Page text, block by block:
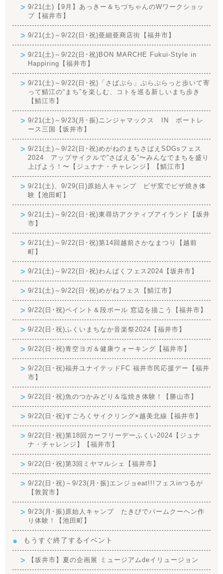
9/21(土)【9月】あっきー＆ちづちゃんのWワークショッ
プ【福井市】
9/21(土)～9/22(日･祝)亜細亜商店街【福井市】
9/21(土)～9/22(日･祝)BON MARCHE Fukui-Style in
Happiring【福井市】
9/21(土)～9/22(日･祝)「さばぷら」ぷらぷらっと歩いて寄
って鯖江の“まち”を楽しむ、コトを巡る新しいまち歩き
【鯖江市】
9/21(土)～9/23(月･振)ニンジャマックス IN ボートレ
ース三国【坂井市】
9/21(土)～9/22(日･祝)めがねのまちさばえSDGsフェス
2024 アップサイクルで”さばえる”〜みんなでまちを盛り
上げよう！〜【ジュナナ・チャレンジ】【鯖江市】
9/21(土)、9/29(日)原始人キャンプ ピザ窯でピザ焼き体
験【池田町】
9/21(土)～9/22(日･祝)東尋坊アクティブアイランド【坂井
市】
9/21(土)～9/22(日･祝)第14回越前さかなまつり【越前
町】
9/21(土)～9/22(日･祝)わんぱくフェス2024【坂井市】
9/21(土)～9/22(日･祝)めがねフェス【鯖江市】
9/22(日･祝)ペイント＆段ボール 窓辺を描こう【福井市】
9/22(日･祝)ふくいまちなか音楽祭2024【福井市】
9/22(日･祝)青空ヨガ＆健康ウォーキング【福井市】
9/22(日･祝)福井ユナイテッドFC 福井市民応援デー【福井
市】
9/22(日･祝)魚のつかみどり＆塩焼き体験！【勝山市】
9/22(日･祝)すごろくサイクリング×越美北線【福井市】
9/22(日･祝)第18回カーフリーデーふくい2024【ジュナ
ナ・チャレンジ】【福井市】
9/22(日･祝)第3回ミヤマルシェ【福井市】
9/22(日･祝)～9/23(月･振)エンジョeat!!!フェスinつるが
【敦賀市】
9/23(月･振)原始人キャンプ たきびでバームクーヘン作
り体験！【池田町】
もうすぐ終了するイベント
【坂井市】夏の企画展 ミュージアムdeイリュージョン